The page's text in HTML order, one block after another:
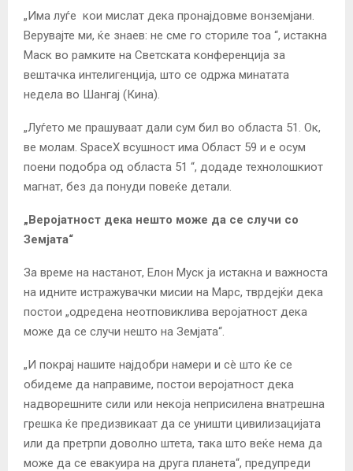
„Има луѓе кои мислат дека пронајдовме вонземјани.
Верувајте ми, ќе знаев: не сме го сториле тоа “, истакна
Маск во рамките на Светската конференција за
вештачка интелигенција, што се одржа минатата
недела во Шангај (Кина).
„Луѓето ме прашуваат дали сум бил во областа 51. Ок,
ве молам. SpaceX всушност има Област 59 и е осум
поени подобра од областа 51 “, додаде технолошкиот
магнат, без да понуди повеќе детали.
„Веројатност дека нешто може да се случи со
Земјата“
За време на настанот, Елон Муск ја истакна и важноста
на идните истражувачки мисии на Марс, тврдејќи дека
постои „одредена неотповиклива веројатност дека
може да се случи нешто на Земјата“.
„И покрај нашите најдобри намери и сè што ќе се
обидеме да направиме, постои веројатност дека
надворешните сили или некоја неприсилена внатрешна
грешка ќе предизвикаат да се уништи цивилизацијата
или да претрпи доволно штета, така што веќе нема да
може да се евакуира на друга планета“, предупреди